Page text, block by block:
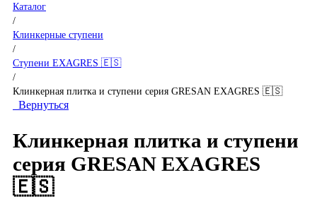
Каталог
/
Клинкерные ступени
/
Ступени EXAGRES 🇪🇸
/
Клинкерная плитка и ступени серия GRESAN EXAGRES 🇪🇸
Вернуться
Клинкерная плитка и ступени
серия GRESAN EXAGRES
🇪🇸